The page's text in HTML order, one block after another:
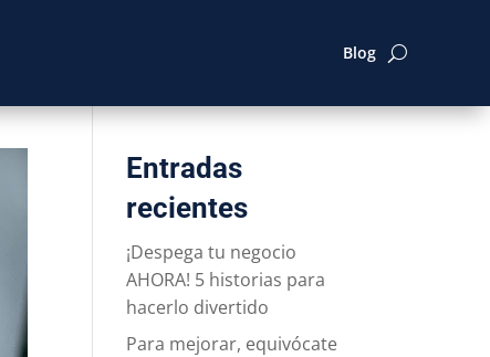
Blog
Entradas
recientes
¡Despega tu negocio
AHORA! 5 historias para
hacerlo divertido
Para mejorar, equivócate